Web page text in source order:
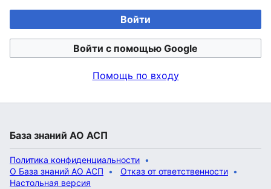
Войти
Войти с помощью Google
Помощь по входу
База знаний АО АСП
Политика конфиденциальности
О База знаний АО АСП
Отказ от ответственности
Настольная версия